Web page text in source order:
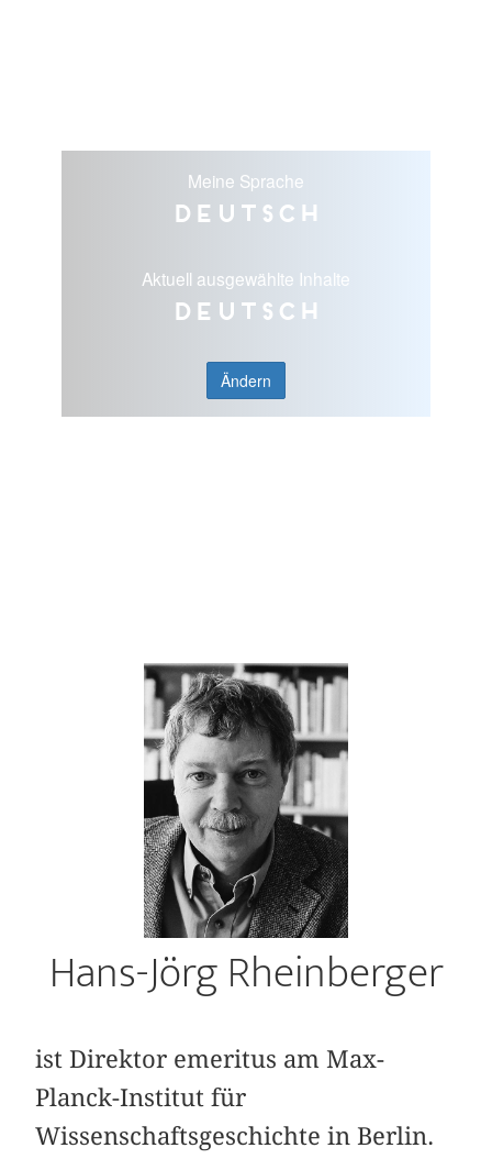
Meine Sprache
Deutsch
Aktuell ausgewählte Inhalte
Deutsch
Ändern
Hans-Jörg Rheinberger
ist Direktor emeritus am Max-
Planck-Institut für
Wissenschaftsgeschichte in Berlin.